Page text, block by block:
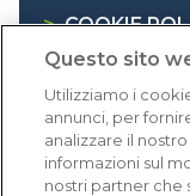
> COOKIE
>
Dicono di
Questo sito
Utilizziamo i
annunci, per
analizzare il
informazioni sul
nostri partner che